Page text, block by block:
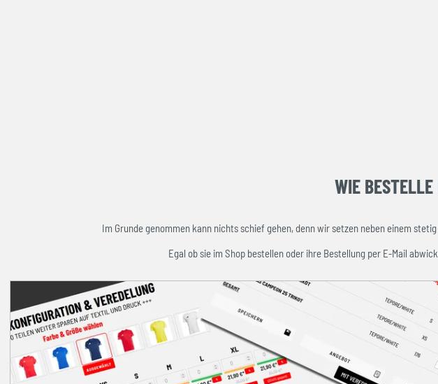
WIE
Im Grunde genommen kann nichts schief gehen, denn wir setzen neben einem
Egal ob sie im Shop bestellen oder ihre Bestellung per E-Mail